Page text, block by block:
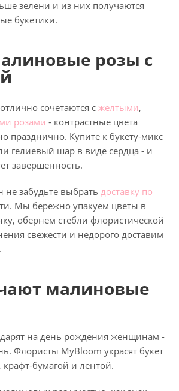
зелени и из них получаются
букетики.
розы с
сочетаются с желтыми,
розами - контрастные цвета
празднично. Купите к букету-микс
гелиевый шар в виде сердца - и
завершенность.
не забудьте выбрать доставку по
Мы бережно упакуем цветы в
обернем стебли флористической
свежести и недорого доставим
малиновые
на день рождения женщинам -
Флористы MyBloom украсят букет
бумагой и лентой.